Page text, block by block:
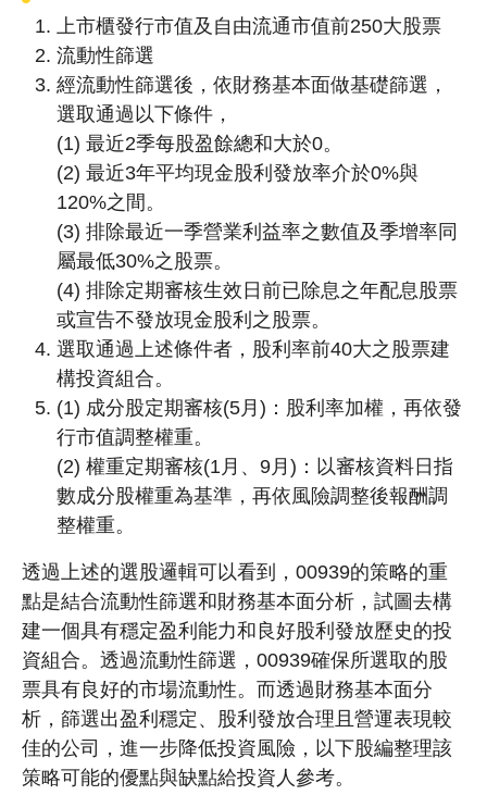
上市櫃發行市值及自由流通市值前250大股票
流動性篩選
經流動性篩選後，依財務基本面做基礎篩選，
選取通過以下條件，
(1) 最近2季每股盈餘總和大於0。
(2) 最近3年平均現金股利發放率介於0%與
120%之間。
(3) 排除最近一季營業利益率之數值及季增率同
屬最低30%之股票。
(4) 排除定期審核生效日前已除息之年配息股票
或宣告不發放現金股利之股票。
選取通過上述條件者，股利率前40大之股票建
構投資組合。
(1) 成分股定期審核(5月)：股利率加權，再依發
行市值調整權重。
(2) 權重定期審核(1月、9月)：以審核資料日指
數成分股權重為基準，再依風險調整後報酬調
整權重。
透過上述的選股邏輯可以看到，00939的策略的重
點是結合流動性篩選和財務基本面分析，試圖去構
建一個具有穩定盈利能力和良好股利發放歷史的投
資組合。透過流動性篩選，00939確保所選取的股
票具有良好的市場流動性。而透過財務基本面分
析，篩選出盈利穩定、股利發放合理且營運表現較
佳的公司，進一步降低投資風險，以下股編整理該
策略可能的優點與缺點給投資人參考。